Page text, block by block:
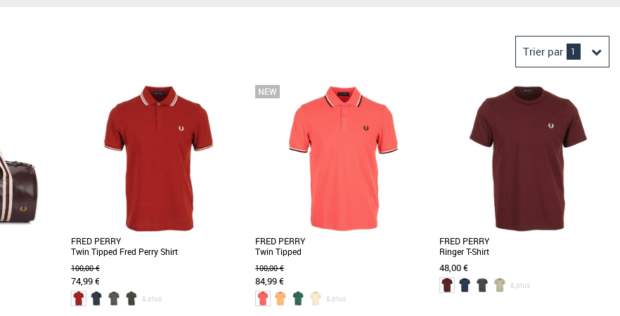
Trier par 1
Prix croissant
Prix décroissant
FRED PERRY
Twin Tipped Fred Perry Shirt
100,00 €
74,99 €
& plus
FRED PERRY
Twin Tipped
100,00 €
84,99 €
& plus
FRED PERRY
Ringer T-Shirt
48,00 €
& plus